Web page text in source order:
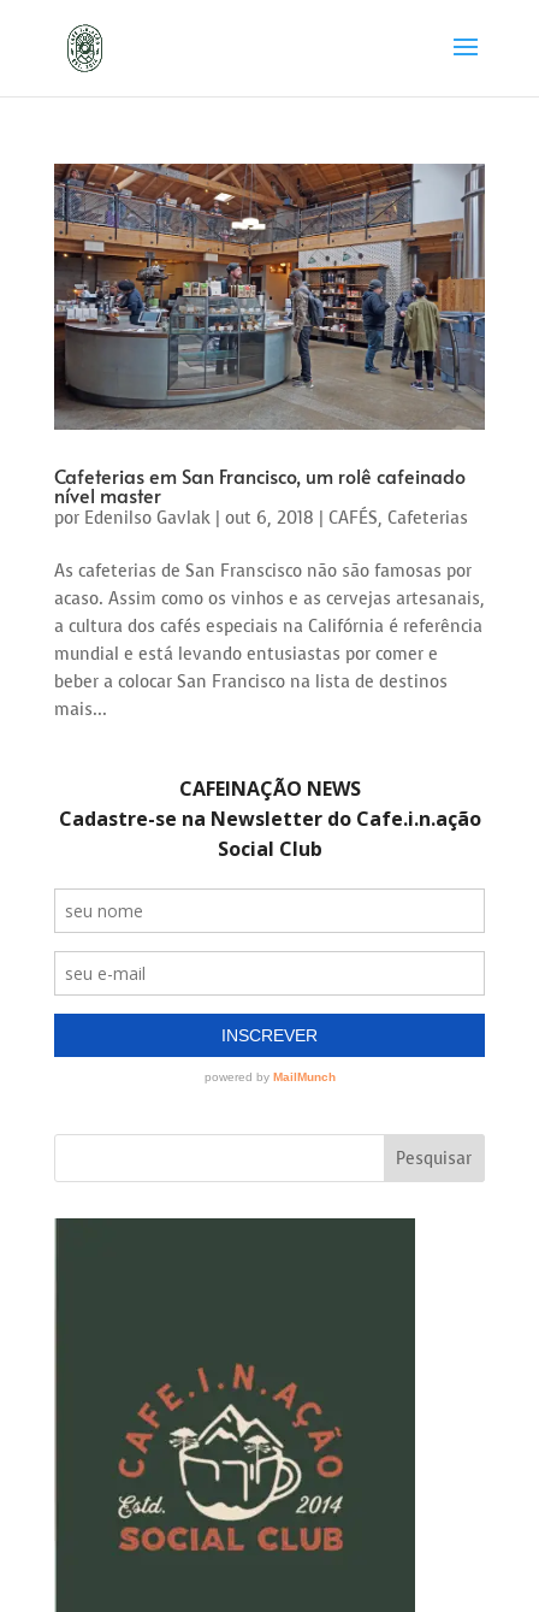
Cafeterias em San Francisco, um rolê cafeinado
nível master
por Edenilso Gavlak| out 6, 2018 | CAFÉS, Cafeterias
As cafeterias de San Franscisco não são famosas por
acaso. Assim como os vinhos e as cervejas artesanais,
a cultura dos cafés especiais na Califórnia é referência
mundial e está levando entusiastas por comer e
beber a colocar San Francisco na lista de destinos
mais...